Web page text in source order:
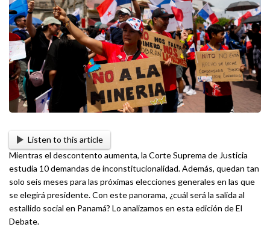
Listen to this article
Mientras el descontento aumenta, la Corte Suprema de Justicia
estudia 10 demandas de inconstitucionalidad. Además, quedan tan
solo seis meses para las próximas elecciones generales en las que
se elegirá presidente. Con este panorama, ¿cuál será la salida al
estallido social en Panamá? Lo analizamos en esta edición de El
Debate.